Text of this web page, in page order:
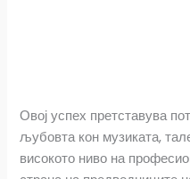
Овој успех претставува
љубовта кон музиката,
високото ниво на